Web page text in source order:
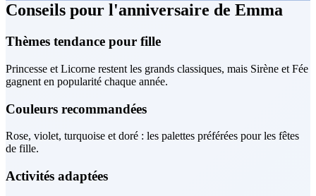
Conseils pour l'anniversaire de Emma
Thèmes tendance pour fille
Princesse et Licorne restent les grands classiques, mais Sirène et Fée
gagnent en popularité chaque année.
Couleurs recommandées
Rose, violet, turquoise et doré : les palettes préférées pour les fêtes
de fille.
Activités adaptées